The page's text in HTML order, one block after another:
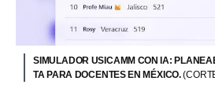
SIMULADOR USICAMM CON IA:
TA PARA DOCENTES EN MÉXICO.